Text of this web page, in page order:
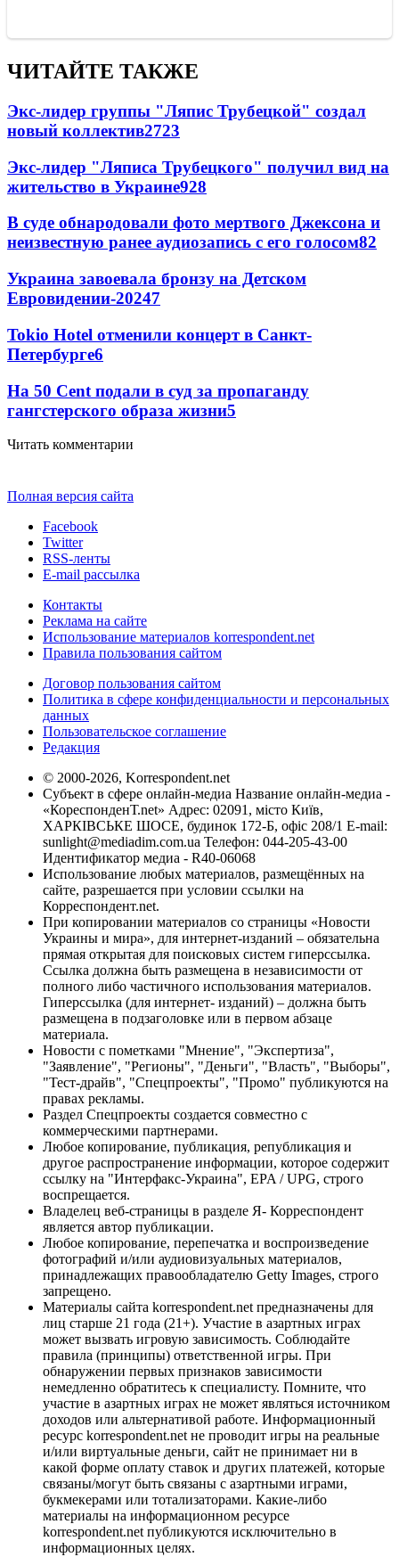
ЧИТАЙТЕ ТАКЖЕ
Экс-лидер группы "Ляпис Трубецкой" создал
новый коллектив2723
Экс-лидер "Ляписа Трубецкого" получил вид на
жительство в Украине928
В суде обнародовали фото мертвого Джексона и
неизвестную ранее аудиозапись с его голосом82
Украина завоевала бронзу на Детском
Евровидении-20247
Tokio Hotel отменили концерт в Санкт-
Петербурге6
На 50 Cent подали в суд за пропаганду
гангстерского образа жизни5
Читать комментарии
Полная версия сайта
Facebook
Twitter
RSS-ленты
E-mail рассылка
Контакты
Реклама на сайте
Использование материалов korrespondent.net
Правила пользования сайтом
Договор пользования сайтом
Политика в сфере конфиденциальности и персональных
данных
Пользовательское соглашение
Редакция
© 2000-2026, Korrespondent.net
Субъект в сфере онлайн-медиа Название онлайн-медиа -
«КореспонденТ.net» Адрес: 02091, місто Київ,
ХАРКІВСЬКЕ ШОСЕ, будинок 172-Б, офіс 208/1 E-mail:
sunlight@mediadim.com.ua Телефон: 044-205-43-00
Идентификатор медиа - R40-06068
Использование любых материалов, размещённых на
сайте, разрешается при условии ссылки на
Корреспондент.net.
При копировании материалов со страницы «Новости
Украины и мира», для интернет-изданий – обязательна
прямая открытая для поисковых систем гиперссылка.
Ссылка должна быть размещена в независимости от
полного либо частичного использования материалов.
Гиперссылка (для интернет- изданий) – должна быть
размещена в подзаголовке или в первом абзаце
материала.
Новости с пометками "Мнение", "Экспертиза",
"Заявление", "Регионы", "Деньги", "Власть", "Выборы",
"Тест-драйв", "Спецпроекты", "Промо" публикуются на
правах рекламы.
Раздел Спецпроекты создается совместно с
коммерческими партнерами.
Любое копирование, публикация, републикация и
другое распространение информации, которое содержит
ссылку на "Интерфакс-Украина", EPA / UPG, строго
воспрещается.
Владелец веб-страницы в разделе Я- Корреспондент
является автор публикации.
Любое копирование, перепечатка и воспроизведение
фотографий и/или аудиовизуальных материалов,
принадлежащих правообладателю Getty Images, строго
запрещено.
Материалы сайта korrespondent.net предназначены для
лиц старше 21 года (21+). Участие в азартных играх
может вызвать игровую зависимость. Соблюдайте
правила (принципы) ответственной игры. При
обнаружении первых признаков зависимости
немедленно обратитесь к специалисту. Помните, что
участие в азартных играх не может являться источником
доходов или альтернативой работе. Информационный
ресурс korrespondent.net не проводит игры на реальные
и/или виртуальные деньги, сайт не принимает ни в
какой форме оплату ставок и других платежей, которые
связаны/могут быть связаны с азартными играми,
букмекерами или тотализаторами. Какие-либо
материалы на информационном ресурсе
korrespondent.net публикуются исключительно в
информационных целях.